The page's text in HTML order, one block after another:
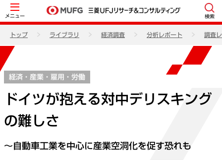
メニュー 検索
トップ ライブラリ 経済調査 分析レポート 調査
経済・産業・雇用・労働
ドイツが抱える対中デリスキング
の難しさ
～自動車工業を中心に産業空洞化を促す恐れも